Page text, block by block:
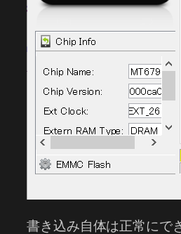
書き込み自体は正常にで